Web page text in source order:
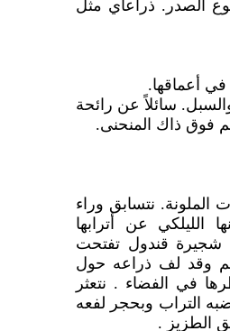
الصدر. ذراعاي مثل
في أعماقها.
سائلاً عن رائحة
فوق ذاك المنحنى.
الملونة. نتسابق وراء
عن أترابها
شجيرة قندول تفتحت
وقد لف ذراعه حول
في الفضاء . نتعثر
التراب وبحجر لفعه
الطزيز .